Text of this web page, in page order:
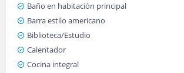
Baño en habitación principal
Barra estilo americano
Biblioteca/Estudio
Calentador
Cocina integral